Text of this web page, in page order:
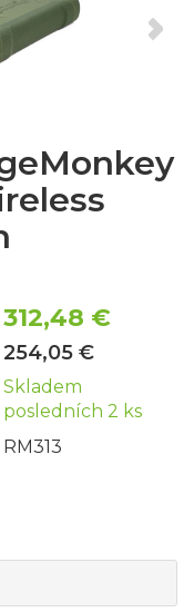
312,48 €
254,05 €
Skladem
posledních 2 ks
RM313